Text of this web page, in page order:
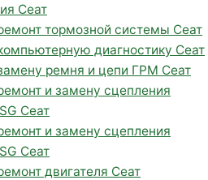
Сеат
тормозной системы Сеат
диагностику Сеат
ремня и цепи ГРМ Сеат
и замену сцепления
Сеат
и замену сцепления
Сеат
двигателя Сеат